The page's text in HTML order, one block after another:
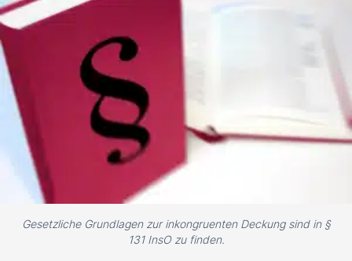
Gesetzliche Grundlagen zur inkongruenten Deckung sind in §
131 InsO zu finden.